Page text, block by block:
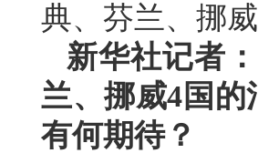
典、芬兰、挪威
新华社记者
兰、挪威4国
有何期待？